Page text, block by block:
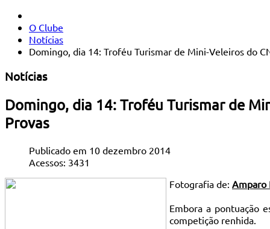
O Clube
Notícias
Domingo, dia 14: Troféu Turismar de Mini-Veleiros do
Notícias
Domingo, dia 14: Troféu Turismar de
Provas
Publicado em 10 dezembro 2014
Acessos: 3431
Fotografia de: Amparo
Embora a pontuação
competição renhida.